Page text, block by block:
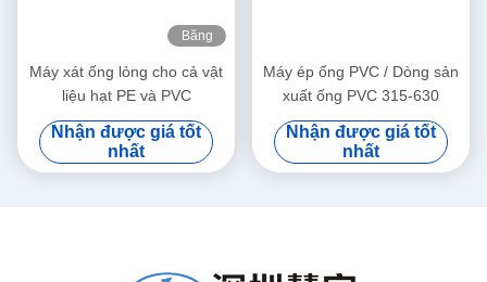
Băng
Máy xát ống lỏng cho cả vật
liệu hạt PE và PVC
Nhận được giá tốt
nhất
Máy ép ống PVC / Dòng sản
xuất ống PVC 315-630
Nhận được giá tốt
nhất